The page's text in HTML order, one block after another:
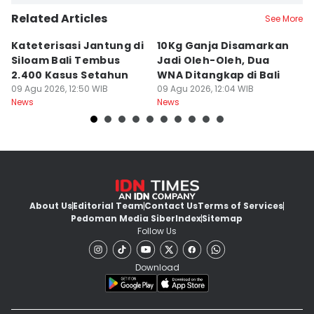
Related Articles See More
Kateterisasi Jantung di
Siloam Bali Tembus
2.400 Kasus Setahun
09 Agu 2026, 12:50 WIB
News
10Kg Ganja Disamarkan
Jadi Oleh-Oleh, Dua
WNA Ditangkap di Bali
09 Agu 2026, 12:04 WIB
News
About UsEditorial TeamContact UsTerms of Services
Pedoman Media SiberIndexSitemap
Follow Us
Download